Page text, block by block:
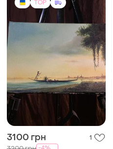
3100 грн 1
3200 грн -4%
«вечір» картина олійними
фарбами на полотні
розміром 30х20см